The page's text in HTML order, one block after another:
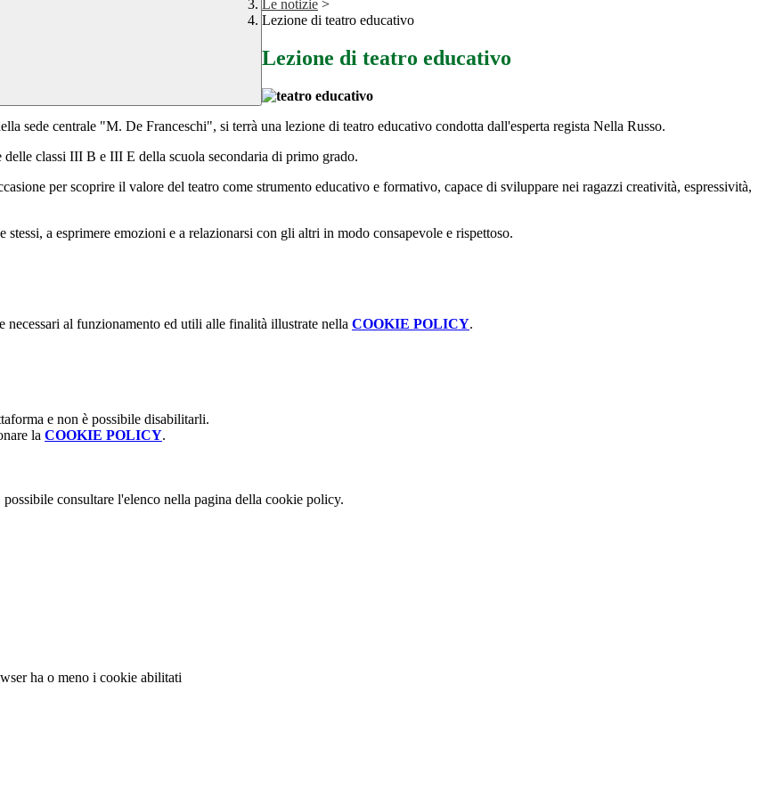
Le notizie >
Lezione di teatro educativo
Lezione di teatro educativo
sede centrale "M. De Franceschi", si terrà una lezione di teatro educativo condotta dall'esperta regista Nella Russo.
classi III B e III E della scuola secondaria di primo grado.
per scoprire il valore del teatro come strumento educativo e formativo, capace di sviluppare nei ragazzi creatività, espressività,
a esprimere emozioni e a relazionarsi con gli altri in modo consapevole e rispettoso.
al funzionamento ed utili alle finalità illustrate nella COOKIE POLICY.
e non è possibile disabilitarli.
la COOKIE POLICY.
consultare l'elenco nella pagina della cookie policy.
ha o meno i cookie abilitati